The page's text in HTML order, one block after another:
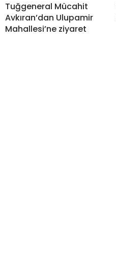
Tuğgeneral Mücahit
Avkıran’dan Ulupamir
Mahallesi’ne ziyaret